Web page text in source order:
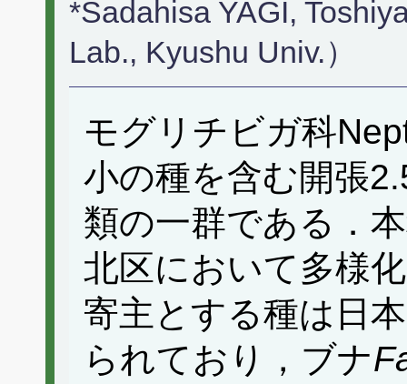
*Sadahisa YAGI,
Lab., Kyushu Univ.）
モグリチビガ科
小の種を含む開張
類の一群である．
北区において多様
寄主とする種は日
られており，ブナ